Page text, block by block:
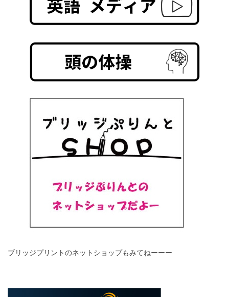
ブリッジプリントのネットショップもみてねーーー